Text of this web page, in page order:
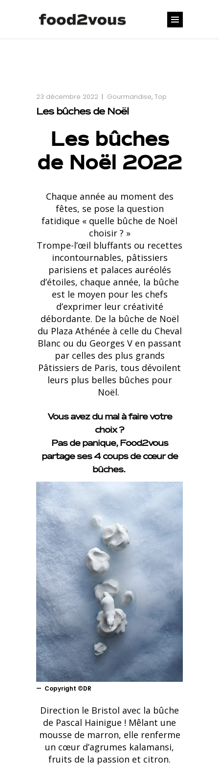
23 décembre 2022 Gourmandise, Top
Les bûches de Noël
Les bûches
de Noël 2022
Chaque année au moment des
fêtes, se pose la question
fatidique « quelle bûche de Noël
choisir ? »
Trompe-l’œil bluffants ou recettes
incontournables, pâtissiers
parisiens et palaces auréolés
d’étoiles, chaque année, la bûche
est le moyen pour les chefs
d’exprimer leur créativité
débordante. De la bûche de Noël
du Plaza Athénée à celle du Cheval
Blanc ou du Georges V en passant
par celles des plus grands
Pâtissiers de Paris, tous dévoilent
leurs plus belles bûches pour
Noël.
Vous avez du mal à faire votre
choix ?
Pas de panique, Food2vous
partage ses 4 coups de cœur de
bûches.
Copyright ©DR
Direction le Bristol avec la bûche
de Pascal Hainigue ! Mêlant une
mousse de marron, elle renferme
un cœur d’agrumes kalamansi,
fruits de la passion et citron.